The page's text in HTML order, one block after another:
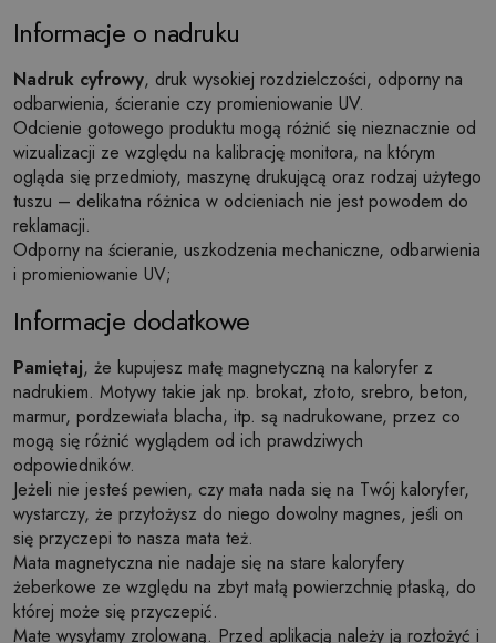
Informacje o nadruku
Nadruk cyfrowy, druk wysokiej rozdzielczości, odporny na
odbarwienia, ścieranie czy promieniowanie UV.
Odcienie gotowego produktu mogą różnić się nieznacznie od
wizualizacji ze względu na kalibrację monitora, na którym
ogląda się przedmioty, maszynę drukującą oraz rodzaj użytego
tuszu – delikatna różnica w odcieniach nie jest powodem do
reklamacji.
Odporny na ścieranie, uszkodzenia mechaniczne, odbarwienia
i promieniowanie UV;
Informacje dodatkowe
Pamiętaj, że kupujesz matę magnetyczną na kaloryfer z
nadrukiem. Motywy takie jak np. brokat, złoto, srebro, beton,
marmur, pordzewiała blacha, itp. są nadrukowane, przez co
mogą się różnić wyglądem od ich prawdziwych
odpowiedników.
Jeżeli nie jesteś pewien, czy mata nada się na Twój kaloryfer,
wystarczy, że przyłożysz do niego dowolny magnes, jeśli on
się przyczepi to nasza mata też.
Mata magnetyczna nie nadaje się na stare kaloryfery
żeberkowe ze względu na zbyt małą powierzchnię płaską, do
której może się przyczepić.
Mate wysyłamy zrolowaną. Przed aplikacją należy ją rozłożyć i